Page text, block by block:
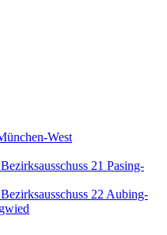
West
21 Pasing-
22 Aubing-